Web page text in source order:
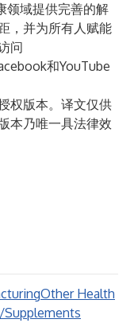
领域提供完善的解
，并为所有人赋能
问
和YouTube
权版本。译文仅供
本乃唯一具法律效
Other Health